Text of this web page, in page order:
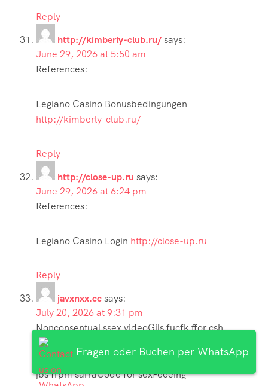
Reply
http://kimberly-club.ru/says:
June 29, 2026 at 5:50 am
References:
Legiano Casino Bonusbedingungen
http://kimberly-club.ru/
Reply
http://close-up.ru says:
June 29, 2026 at 6:24 pm
References:
Legiano Casino Login http://close-up.ru
Reply
javxnxx.ccsays:
July 20, 2026 at 9:31 pm
Nonconsentual ssex videoGils fucfk ffor csh
mpegsFreee birtfhday gaqmes for
chrisfian adultsPeenis enlaegment excerciseBlow
jbs frpm sarraCode for sexPeeeing
Fragen oder Buchen per WhatsApp